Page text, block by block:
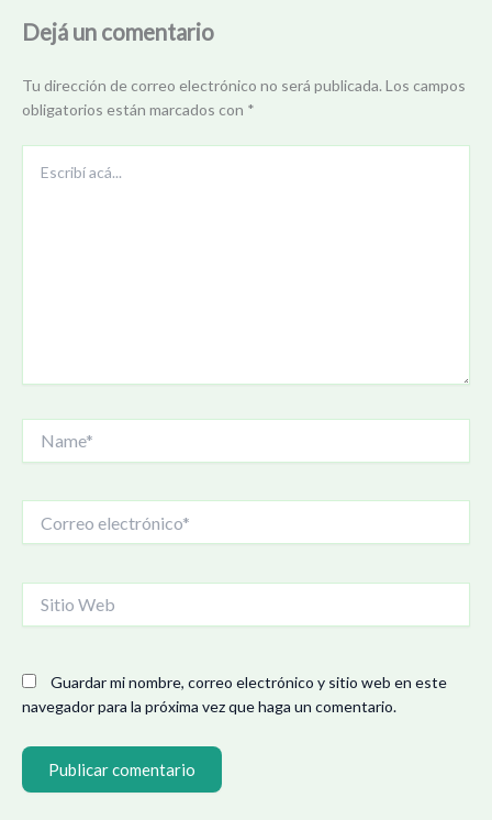
Dejá un comentario
Tu dirección de correo electrónico no será publicada. Los campos
obligatorios están marcados con *
acá...
electrónico*
Web
Guardar mi nombre, correo electrónico y sitio web en este
navegador para la próxima vez que haga un comentario.